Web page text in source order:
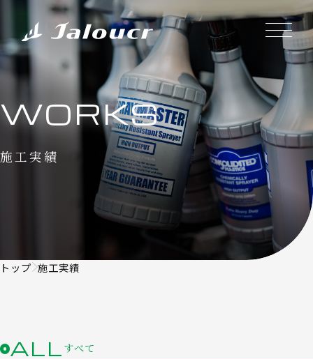
WORKS
施工実績
トップ 施工実績
ALL すべて